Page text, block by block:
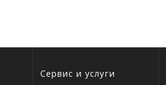
Сервис и услуги